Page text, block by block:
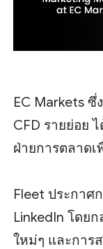
EC Markets ซึ่
CFD รายย่อย
ฝ่ายการตลาดเ
Fleet ประกาศ
LinkedIn โดย
ใหม่ๆ และการ